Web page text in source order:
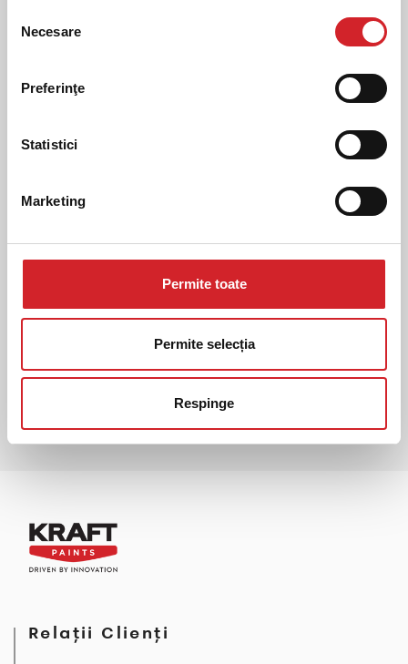
consimțământului
Necesare
Preferinţe
Statistici
Marketing
Permite toate
Permite selecția
Respinge
Grupul
DRUCKFARBEN:
plin de acțiuni
Relații Clienți